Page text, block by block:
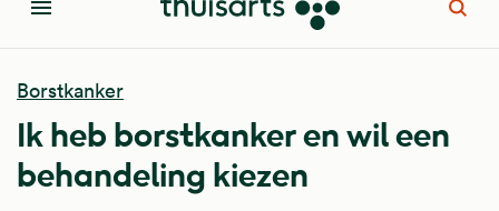
Menu
Borstkanker
Ik heb borstkanker en wil een
behandeling kiezen